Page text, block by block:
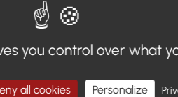
haut de page, ou à utiliser le
Retour à l'accueil
you control over what
all cookies Personalize